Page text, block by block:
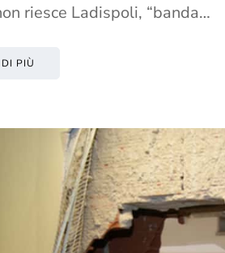
riesce Ladispoli, “banda…
PIÙ